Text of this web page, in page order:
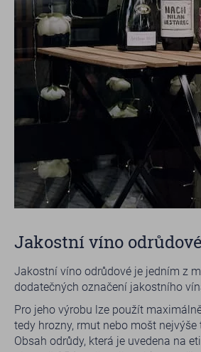
Jakostní víno odrůdové
Jakostní víno odrůdové je jedním z
dodatečných označení jakostního
Pro jeho výrobu lze použít
tedy hrozny, rmut nebo mošt
Obsah odrůdy, která je uvedena na